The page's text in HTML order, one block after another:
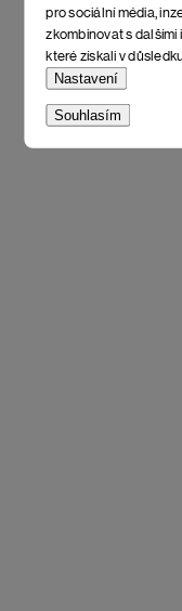
pro sociální média,
zkombinovat s
které získali v
Nastavení
Souhlasím